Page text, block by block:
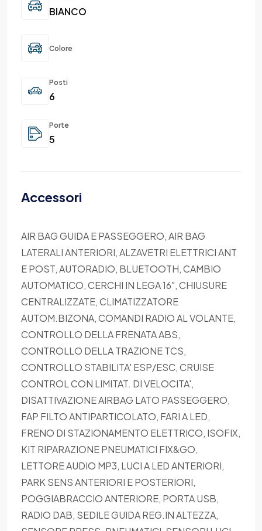
BIANCO
Colore
Posti
6
Porte
5
Accessori
AIR BAG GUIDA E PASSEGGERO, AIR BAG
LATERALI ANTERIORI, ALZAVETRI ELETTRICI ANT
E POST, AUTORADIO, BLUETOOTH, CAMBIO
AUTOMATICO, CERCHI IN LEGA 16", CHIUSURE
CENTRALIZZATE, CLIMATIZZATORE
AUTOM.BIZONA, COMANDI RADIO AL VOLANTE,
CONTROLLO DELLA FRENATA ABS,
CONTROLLO DELLA TRAZIONE TCS,
CONTROLLO STABILITA' ESP/ESC, CRUISE
CONTROL CON LIMITAT. DI VELOCITA',
DISATTIVAZIONE AIRBAG LATO PASSEGGERO,
FAP FILTO ANTIPARTICOLATO, FARI A LED,
FRENO DI STAZIONAMENTO ELETTRICO, ISOFIX,
KIT RIPARAZIONE PNEUMATICI FIX&GO,
LETTORE AUDIO MP3, LUCI A LED ANTERIORI,
PARK SENS ANTERIORI E POSTERIORI,
POGGIABRACCIO ANTERIORE, PORTA USB,
RADIO DAB, SEDILE GUIDA REG.IN ALTEZZA,